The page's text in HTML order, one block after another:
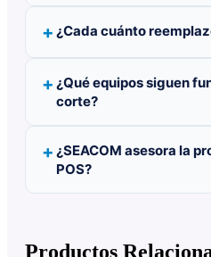
¿Cada cuánto
¿Qué equipos siguen
corte?
¿SEACOM asesora la
POS?
Productos